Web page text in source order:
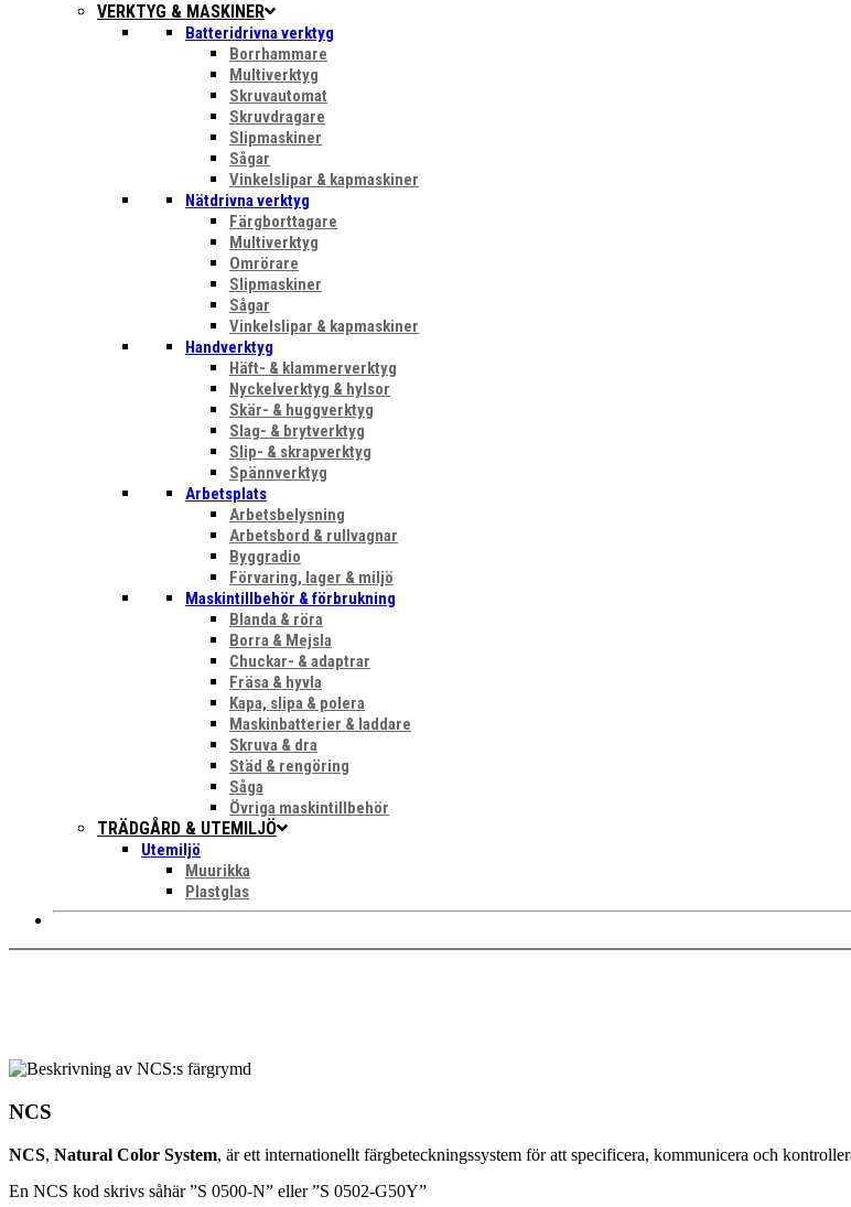
VERKTYG & MASKINER
Batteridrivna verktyg
Borrhammare
Multiverktyg
Skruvautomat
Skruvdragare
Slipmaskiner
Sågar
Vinkelslipar & kapmaskiner
Nätdrivna verktyg
Färgborttagare
Multiverktyg
Omrörare
Slipmaskiner
Sågar
Vinkelslipar & kapmaskiner
Handverktyg
Häft- & klammerverktyg
Nyckelverktyg & hylsor
Skär- & huggverktyg
Slag- & brytverktyg
Slip- & skrapverktyg
Spännverktyg
Arbetsplats
Arbetsbelysning
Arbetsbord & rullvagnar
Byggradio
Förvaring, lager & miljö
Maskintillbehör & förbrukning
Blanda & röra
Borra & Mejsla
Chuckar- & adaptrar
Fräsa & hyvla
Kapa, slipa & polera
Maskinbatterier & laddare
Skruva & dra
Städ & rengöring
Såga
Övriga maskintillbehör
TRÄDGÅRD & UTEMILJÖ
Utemiljö
Muurikka
Plastglas
NCS
NCS, Natural Color System, är ett internationellt färgbeteckningssystem för att specificera, kommunicera och
En NCS kod skrivs såhär ”S 0500-N” eller ”S 0502-G50Y”